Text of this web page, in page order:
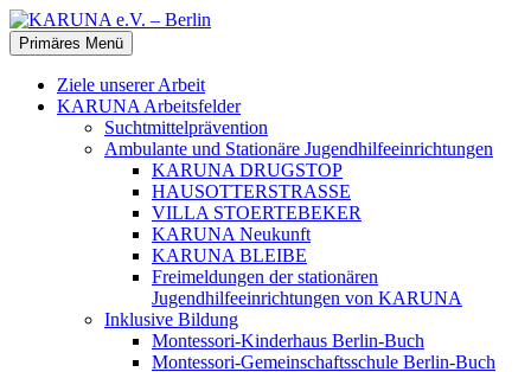
Zum
Inhalt
springen
KARUNA e.V. – Berlin
Suchen
Primäres Menü
Ziele unserer Arbeit
KARUNA Arbeitsfelder
Suchtmittelprävention
Ambulante und Stationäre Jugendhilfeeinrichtungen
KARUNA DRUGSTOP
HAUSOTTERSTRASSE
VILLA STOERTEBEKER
KARUNA Neukunft
KARUNA BLEIBE
Freimeldungen der stationären
Jugendhilfeeinrichtungen von KARUNA
Inklusive Bildung
Montessori-Kinderhaus Berlin-Buch
Montessori-Gemeinschaftsschule Berlin-Buch